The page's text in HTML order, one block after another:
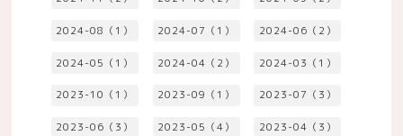
2024-08（1） 2024-07（1） 2024-06（2）
2024-05（1） 2024-04（2） 2024-03（1）
2023-10（1） 2023-09（1） 2023-07（3）
2023-06（3） 2023-05（4） 2023-04（3）